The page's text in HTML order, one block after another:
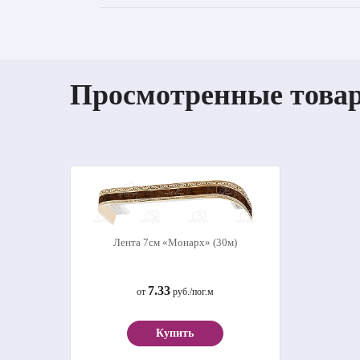
Просмотренные
Лента 7см «Монарх» (30м)
от 7.33руб./пог.м
Купить